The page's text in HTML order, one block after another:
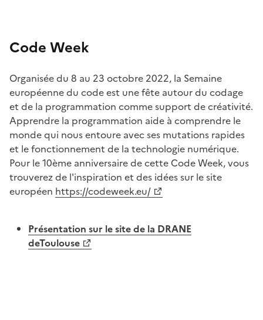
Code Week
Organisée du 8 au 23 octobre 2022, la Semaine
européenne du code est une fête autour du codage
et de la programmation comme support de créativité.
Apprendre la programmation aide à comprendre le
monde qui nous entoure avec ses mutations rapides
et le fonctionnement de la technologie numérique.
Pour le 10ème anniversaire de cette Code Week, vous
trouverez de l'inspiration et des idées sur le site
européen https://codeweek.eu/
Présentation sur le site de la DRANE
deToulouse